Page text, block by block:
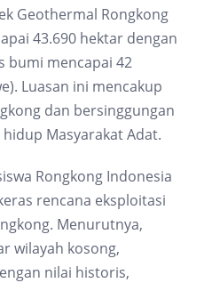
Geothermal Rongkong
43.690 hektar dengan
bumi mencapai 42
Luasan ini mencakup
dan bersinggungan
Masyarakat Adat.
Rongkong Indonesia
rencana eksploitasi
Menurutnya,
wilayah kosong,
nilai historis,